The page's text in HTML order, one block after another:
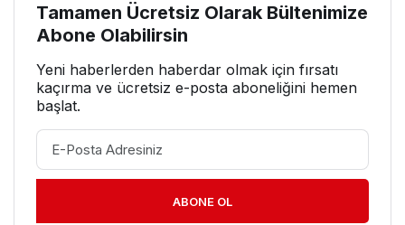
Tamamen Ücretsiz Olarak Bültenimize
Abone Olabilirsin
Yeni haberlerden haberdar olmak için fırsatı
kaçırma ve ücretsiz e-posta aboneliğini hemen
başlat.
ABONE OL